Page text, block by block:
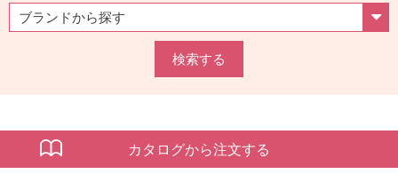
検索する
カタログから注文する